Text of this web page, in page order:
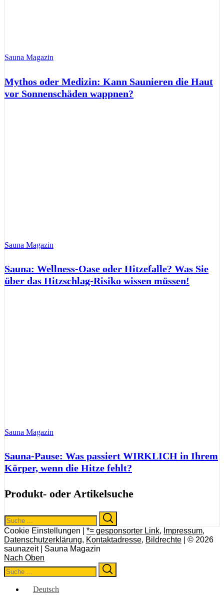
Sauna Magazin
Mythos oder Medizin: Kann Saunieren die Haut
vor Sonnenschäden wappnen?
Sauna Magazin
Sauna: Wellness-Oase oder Hitzefalle? Was Sie
über das Hitzschlag-Risiko wissen müssen!
Sauna Magazin
Sauna-Pause: Was passiert WIRKLICH in Ihrem
Körper, wenn die Hitze fehlt?
Produkt- oder Artikelsuche
Search
for:
Cookie Einstellungen | *= gesponsorter Link, Impressum,
Datenschutzerklärung, Kontaktadresse, Bildrechte | © 2026
saunazeit | Sauna Magazin
Nach Oben
Search
for:
Deutsch